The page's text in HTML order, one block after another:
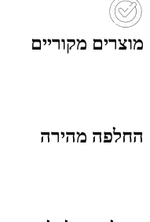
מוצרים מקוריים
החלפה מהירה